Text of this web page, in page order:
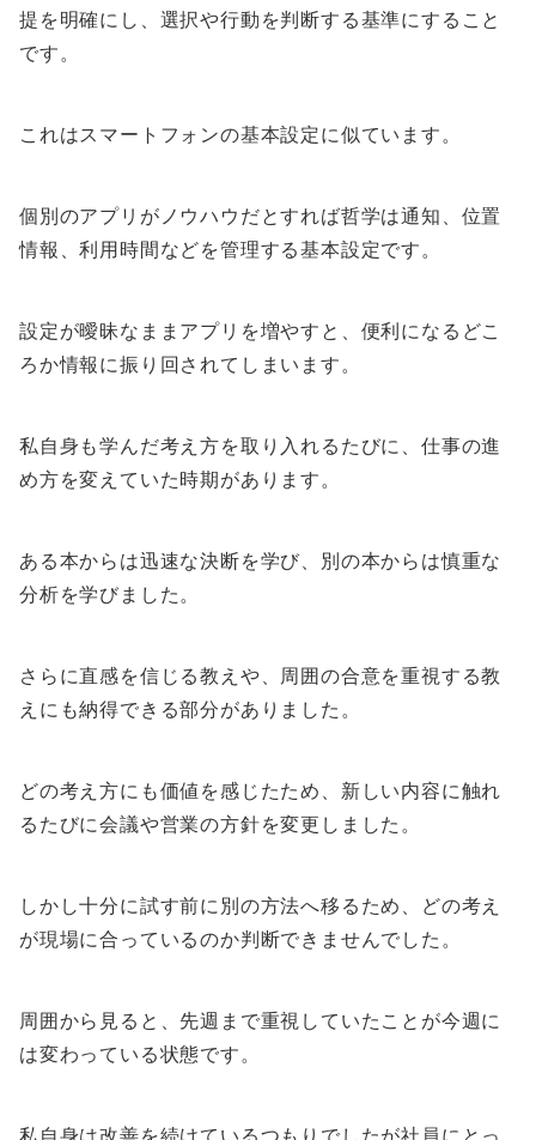
提を明確にし、選択や行動を判断する基準にすること
です。
これはスマートフォンの基本設定に似ています。
個別のアプリがノウハウだとすれば哲学は通知、位置
情報、利用時間などを管理する基本設定です。
設定が曖昧なままアプリを増やすと、便利になるどこ
ろか情報に振り回されてしまいます。
私自身も学んだ考え方を取り入れるたびに、仕事の進
め方を変えていた時期があります。
ある本からは迅速な決断を学び、別の本からは慎重な
分析を学びました。
さらに直感を信じる教えや、周囲の合意を重視する教
えにも納得できる部分がありました。
どの考え方にも価値を感じたため、新しい内容に触れ
るたびに会議や営業の方針を変更しました。
しかし十分に試す前に別の方法へ移るため、どの考え
が現場に合っているのか判断できませんでした。
周囲から見ると、先週まで重視していたことが今週に
は変わっている状態です。